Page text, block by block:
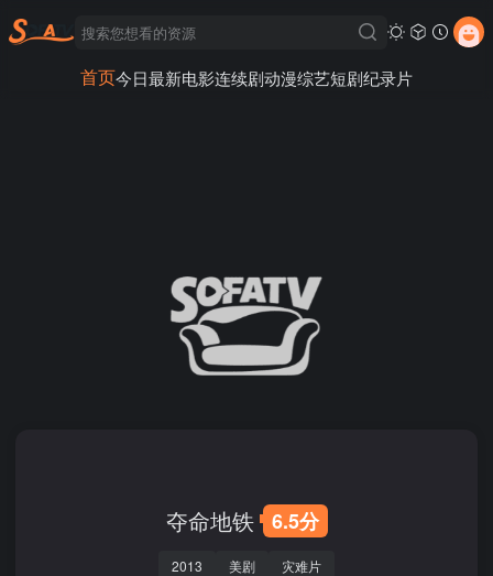
首页今日最新电影连续剧动漫综艺短剧纪录片
夺命地铁 6.5分
2013 美剧 灾难片